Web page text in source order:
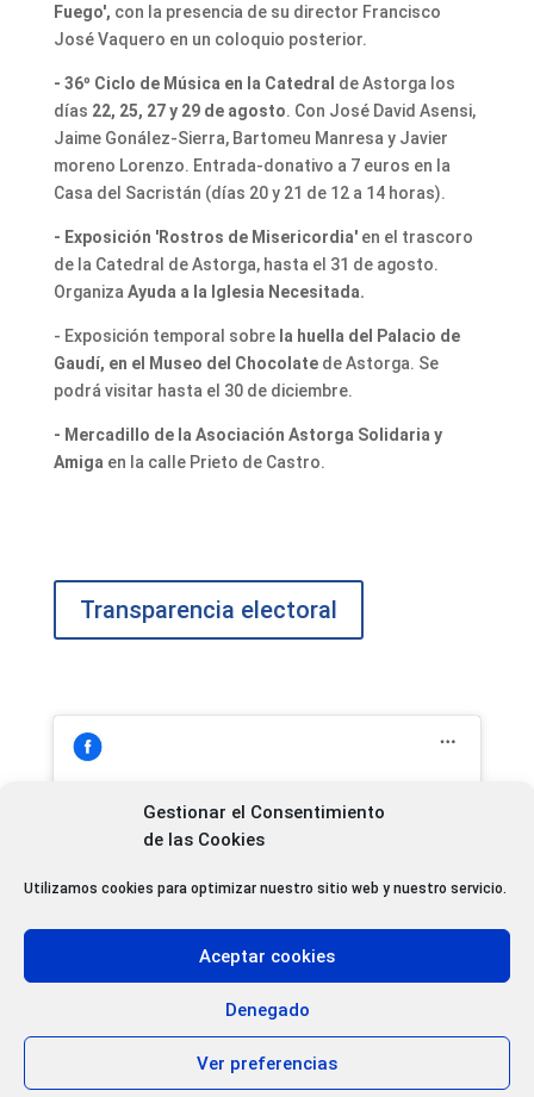
Gestionar el Consentimiento
de las Cookies
Utilizamos cookies para optimizar nuestro sitio web y nuestro servicio.
Aceptar cookies
Denegado
Ver preferencias
Fuego', con la presencia de su director Francisco
José Vaquero en un coloquio posterior.
- 36º Ciclo de Música en la Catedral de Astorga los
días 22, 25, 27 y 29 de agosto. Con José David Asensi,
Jaime Gonález-Sierra, Bartomeu Manresa y Javier
moreno Lorenzo. Entrada-donativo a 7 euros en la
Casa del Sacristán (días 20 y 21 de 12 a 14 horas).
- Exposición 'Rostros de Misericordia'en el trascoro
de la Catedral de Astorga, hasta el 31 de agosto.
Organiza Ayuda a la Iglesia Necesitada.
- Exposición temporal sobre la huella del Palacio de
Gaudí, en el Museo del Chocolatede Astorga. Se
podrá visitar hasta el 30 de diciembre.
- Mercadillo de la Asociación Astorga Solidaria y
Amiga en la calle Prieto de Castro.
Transparencia electoral
marketing y permitir este contenido